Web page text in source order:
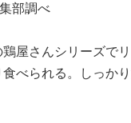
部調べ
鶏屋さんシリーズで
べられる。しっか